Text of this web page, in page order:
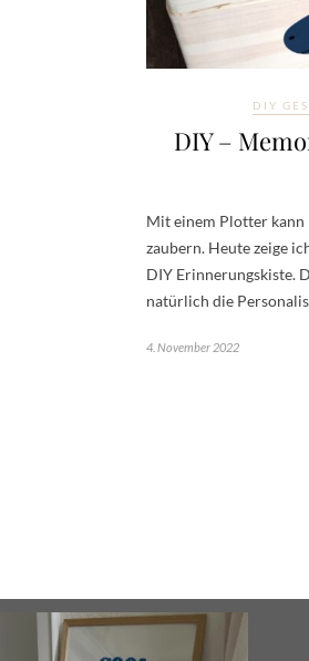
DIY
DIY –
Mit einem Plotter kann
zaubern. Heute zeige
DIY Erinnerungskiste.
natürlich die
4. November 2022